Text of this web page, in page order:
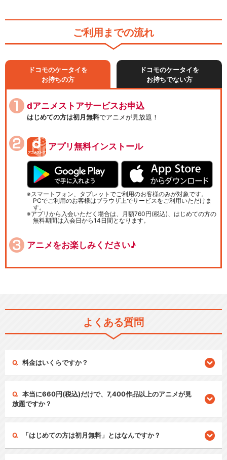
ご利用までの流れ
ドコモのケータイを
お持ちの方
ドコモのケータイを
お持ちでない方
dアニメストアサービスお申込
はじめての方は初月無料でアニメが見放題！
アプリ無料インストール
スマートフォン、タブレットでご利用のお客様のみが対象です。
PCでご利用のお客様はブラウザ上でサービスをご利用いただけま
す。
アプリから入会いただく場合は、月額760円(税込)、はじめての方の
無料期間は入会日から14日間となります。
アニメをお楽しみください♪
よくある質問
料金はいくらですか？
本当に660円(税込)だけで、7,400作品以上のアニメが見
放題ですか？
「はじめての方は初月無料」とはなんですか？